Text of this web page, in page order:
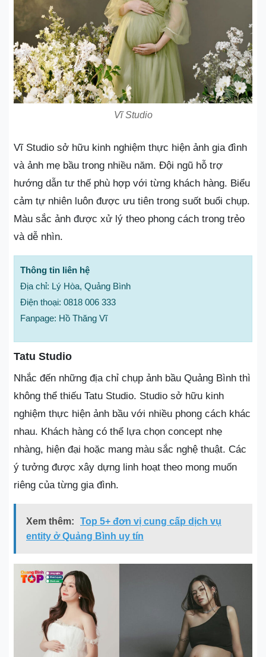
Vĩ Studio
Vĩ Studio sở hữu kinh nghiệm thực hiện ảnh gia đình
và ảnh mẹ bầu trong nhiều năm. Đội ngũ hỗ trợ
hướng dẫn tư thế phù hợp với từng khách hàng. Biểu
cảm tự nhiên luôn được ưu tiên trong suốt buổi chụp.
Màu sắc ảnh được xử lý theo phong cách trong trẻo
và dễ nhìn.
Thông tin liên hệ
Địa chỉ: Lý Hòa, Quảng Bình
Điện thoại: 0818 006 333
Fanpage: Hồ Thăng Vĩ
Tatu Studio
Nhắc đến những địa chỉ chụp ảnh bầu Quảng Bình thì
không thể thiếu Tatu Studio. Studio sở hữu kinh
nghiệm thực hiện ảnh bầu với nhiều phong cách khác
nhau. Khách hàng có thể lựa chọn concept nhẹ
nhàng, hiện đại hoặc mang màu sắc nghệ thuật. Các
ý tưởng được xây dựng linh hoạt theo mong muốn
riêng của từng gia đình.
Xem thêm:
Top 5+ đơn vị cung cấp dịch vụ
entity ở Quảng Bình uy tín